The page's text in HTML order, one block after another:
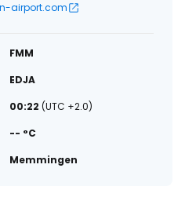
airport.com
FMM
EDJA
00:22 (UTC +2.0)
-- °C
Memmingen